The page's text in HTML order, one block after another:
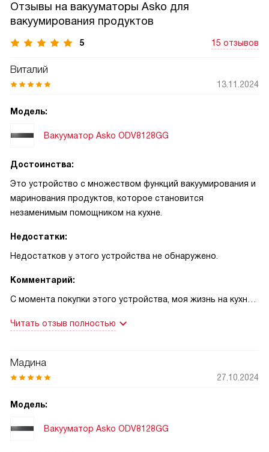
Отзывы на вакууматоры Asko для
вакуумирования продуктов
5 15 отзывов
Виталий
13.11.2024
Модель:
Вакууматор Asko ODV8128GG
Достоинства:
Это устройство с множеством функций вакуумирования и
маринования продуктов, которое становится
незаменимым помощником на кухне.
Недостатки:
Недостатков у этого устройства не обнаружено.
Комментарий:
С момента покупки этого устройства, моя жизнь на кухне
процессом вакуумирования продуктов. Это устройство не
мариновать их прямо в пакете. Мясо после такого
маринования получается невероятно сочным и
Еще одним плюсом является возможность регулировать
позволяет мне выбирать оптимальные параметры для
Читать отзыв полностью
Мадина
27.10.2024
Модель:
Вакууматор Asko ODV8128GG